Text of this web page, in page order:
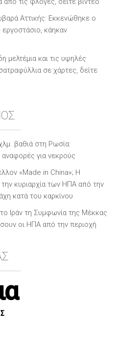
Αττικής: Εκκενώθηκε ο
εργοστάσιο, κάηκαν
μελτέμια και τις υψηλές
σε χάρτες, δείτε
βαθιά στη Ρωσία:
για νεκρούς
«Made in China»; Η
την κυριαρχία των ΗΠΑ από την
κατά του καρκίνου
Ιράν τη Συμφωνία της Μέκκας
οι ΗΠΑ από την περιοχή